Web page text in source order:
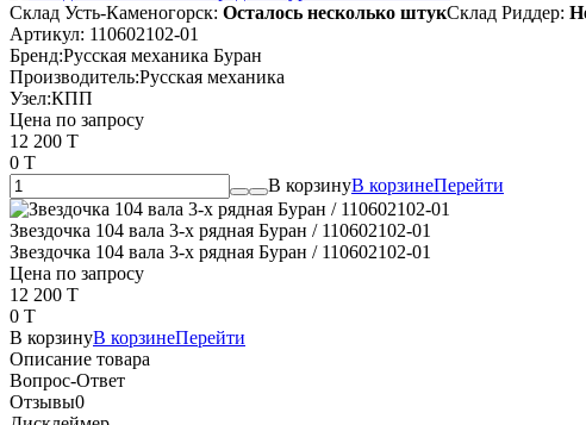
Склад Усть-Каменогорск: Осталось несколько штукСклад Риддер:
Артикул: 110602102-01
Бренд:Русская механика Буран
Производитель:Русская механика
Узел:КПП
Цена по запросу
12 200 T
0 T
В корзинуВ корзинеПерейти
Звездочка 104 вала 3-х рядная Буран / 110602102-01
Звездочка 104 вала 3-х рядная Буран / 110602102-01
Цена по запросу
12 200 T
0 T
В корзинуВ корзинеПерейти
Описание товара
Вопрос-Ответ
Отзывы0